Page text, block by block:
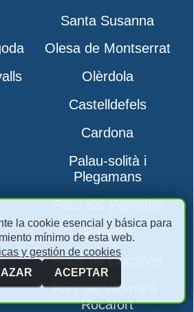
Santa Susanna
Olesa de Montserrat
Olèrdola
Castelldefels
Cardona
Palau-solità i
Plegamans
Pacs del Penedès
Rajadell
Prats de Lluçanès
Pont de Vilomara i
Rocafort
la cookie esencial y básica para
mínimo de esta web.
y gestión de cookies
ACEPTAR